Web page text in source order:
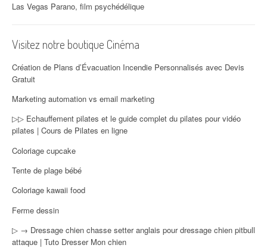
Las Vegas Parano, film psychédélique
Visitez notre boutique Cinéma
Création de Plans d’Évacuation Incendie Personnalisés avec Devis
Gratuit
Marketing automation vs email marketing
▷▷ Echauffement pilates et le guide complet du pilates pour vidéo
pilates | Cours de Pilates en ligne
Coloriage cupcake
Tente de plage bébé
Coloriage kawaii food
Ferme dessin
▷ → Dressage chien chasse setter anglais pour dressage chien pitbull
attaque | Tuto Dresser Mon chien